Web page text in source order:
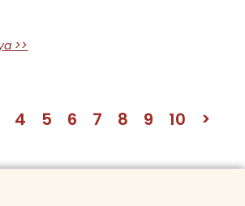
>>
4 5 6 7 8 9 10 >